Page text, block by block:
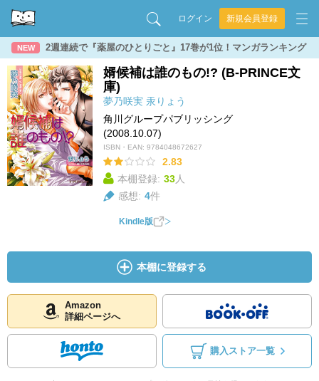
ログイン 新規会員登録
NEW 2週連続で『薬屋のひとりごと』17巻が1位！マンガランキング
婿候補は誰のもの!? (B-PRINCE文
庫)
夢乃咲実 汞りょう
角川グループパブリッシング
(2008.10.07)
ISBN・EAN: 9784048672627
2.83
本棚登録: 33人
感想: 4件
Kindle版
本棚に登録する
Amazon
詳細ページへ
購入ストア一覧